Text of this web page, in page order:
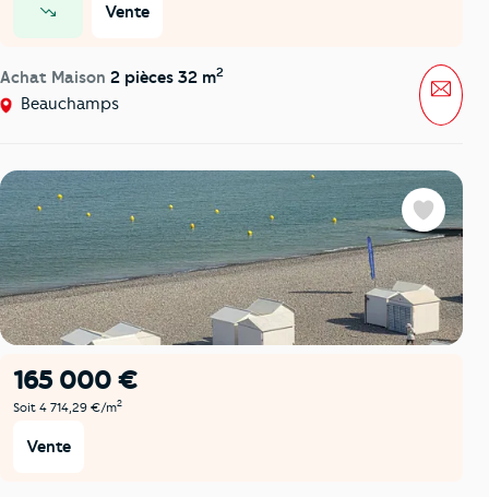
Vente
Achat Maison 2 pièces 32 m2
Beauchamps
165 000 €
Soit 4 714,29 €/m2
Vente
Favoris